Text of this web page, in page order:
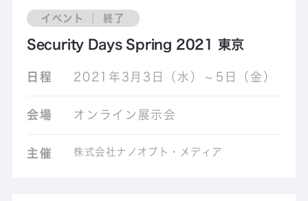
イベント ｜ 終了
Security Days Spring 2021 東京
日程 2021年3月3日（水）～5日（金）
会場 オンライン展示会
主催 株式会社ナノオプト・メディア